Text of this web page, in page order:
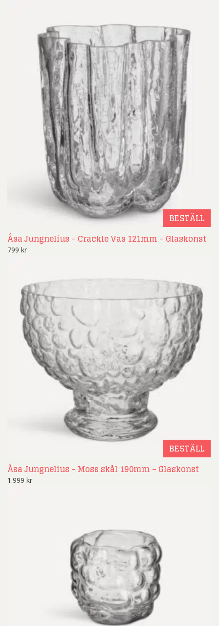
BESTÄLL
Åsa Jungnelius – Crackle Vas 121mm – Glaskonst
799 kr
BESTÄLL
Åsa Jungnelius – Moss skål 190mm – Glaskonst
1.999 kr